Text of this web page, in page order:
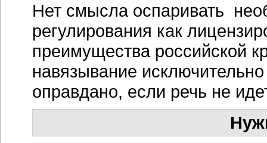
Нет смысла оспаривать
регулирования как
преимущества российской
навязывание
оправдано, если речь не